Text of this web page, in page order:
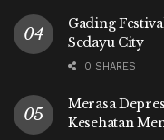
Gading
Sedayu City
0 SHARES
Merasa
Kesehatan